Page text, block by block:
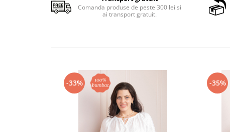
Comanda produse de peste 300 lei si
ai transport gratuit.
-33% -35%